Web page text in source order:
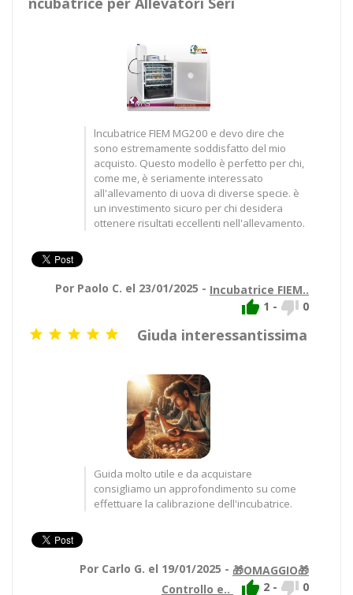
lncubatrice FIEM MG200 e devo dire che
sono estremamente soddisfatto del mio
acquisto. Questo modello è perfetto per chi,
come me, è seriamente interessato
all'allevamento di uova di diverse specie. è
un investimento sicuro per chi desidera
ottenere risultati eccellenti nell'allevamento.
Por Paolo C. el 23/01/2025 - Incubatrice FIEM..
 1 -  0
     Giuda interessantissima
Guida molto utile e da acquistare
consigliamo un approfondimento su come
effettuare la calibrazione dell'incubatrice.
Por Carlo G. el 19/01/2025 - 🎁OMAGGIO🎁
Controllo e..
 2 -  0